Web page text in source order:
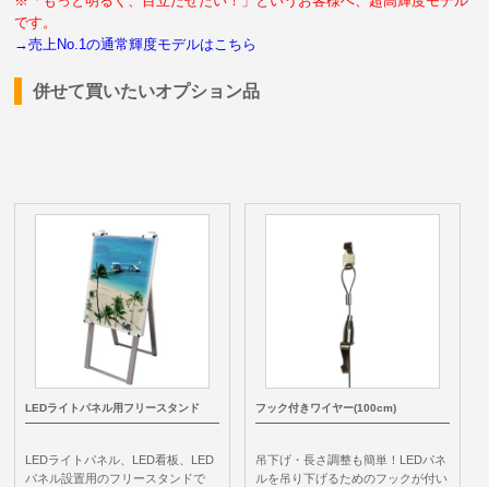
です。
→売上No.1の通常輝度モデルはこちら
併せて買いたいオプション品
LEDライトパネル用フリースタンド
LEDライトパネル、LED看板、LED
パネル設置用のフリースタンドで
フック付きワイヤー(100cm)
吊下げ・長さ調整も簡単！LEDパネ
ルを吊り下げるためのフックが付い